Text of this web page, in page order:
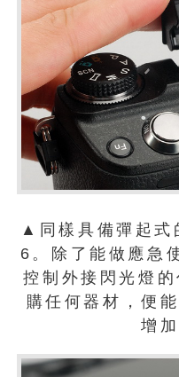
▲同樣具備彈起式
6。除了能做應急
控制外接閃光燈
購任何器材，便
增